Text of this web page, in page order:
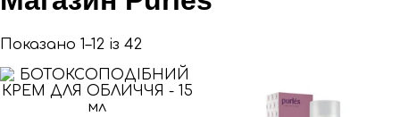
Показано 1–12 із 42
останнім